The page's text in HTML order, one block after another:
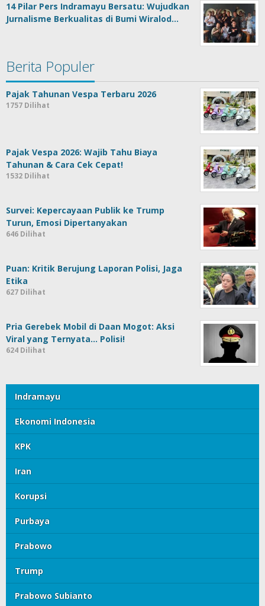
14 Pilar Pers Indramayu Bersatu: Wujudkan
Jurnalisme Berkualitas di Bumi Wiralod…
Berita Populer
Pajak Tahunan Vespa Terbaru 2026
1757 Dilihat
Pajak Vespa 2026: Wajib Tahu Biaya
Tahunan & Cara Cek Cepat!
1532 Dilihat
Survei: Kepercayaan Publik ke Trump
Turun, Emosi Dipertanyakan
646 Dilihat
Puan: Kritik Berujung Laporan Polisi, Jaga
Etika
627 Dilihat
Pria Gerebek Mobil di Daan Mogot: Aksi
Viral yang Ternyata… Polisi!
624 Dilihat
Indramayu
Ekonomi Indonesia
KPK
Iran
Korupsi
Purbaya
Prabowo
Trump
Prabowo Subianto